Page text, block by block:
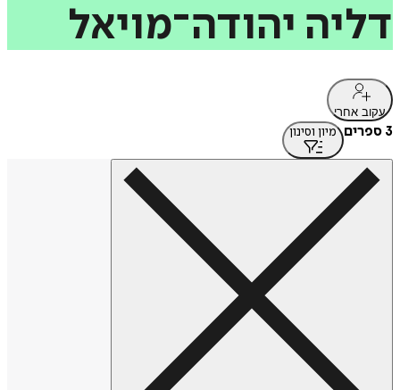
דליה יהודה־מויאל
עקוב אחרי
3 ספרים מיון וסינון